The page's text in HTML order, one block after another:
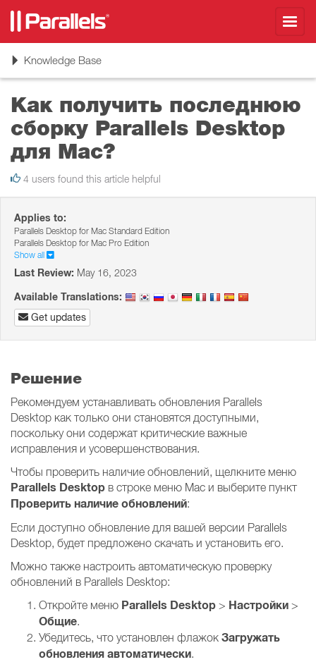
ToggleKnowledge Base
Как получить последнюю
сборку Parallels Desktop
для Mac?
4 users found this article helpful
Applies to:
Parallels Desktop for Mac Standard Edition
Parallels Desktop for Mac Pro Edition
Show all
Last Review: May 16, 2023
Available Translations:
Get updates
Решение
Рекомендуем устанавливать обновления Parallels
Desktop как только они становятся доступными,
поскольку они содержат критические важные
исправления и усовершенствования.
Чтобы проверить наличие обновлений, щелкните меню
Parallels Desktop в строке меню Mac и выберите пункт
Проверить наличие обновлений:
Если доступно обновление для вашей версии Parallels
Desktop, будет предложено скачать и установить его.
Можно также настроить автоматическую проверку
обновлений в Parallels Desktop:
Откройте меню Parallels Desktop > Настройки >
Общие.
Убедитесь, что установлен флажок Загружать
обновления автоматически.